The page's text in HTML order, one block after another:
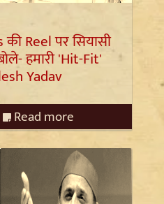
Reel पर सियासी
हमारी 'Hit-Fit'
Yadav
Read more